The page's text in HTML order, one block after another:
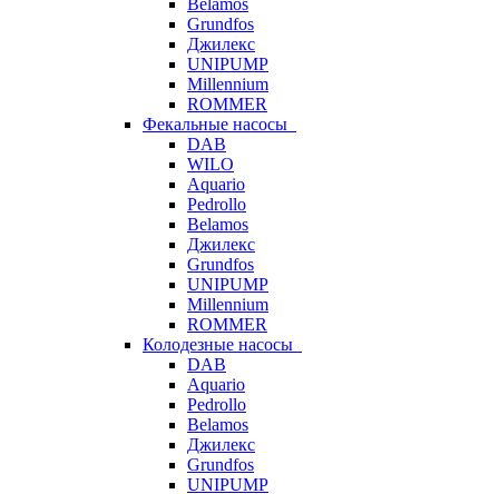
Belamos
Grundfos
Джилекс
UNIPUMP
Millennium
ROMMER
Фекальные насосы
DAB
WILO
Aquario
Pedrollo
Belamos
Джилекс
Grundfos
UNIPUMP
Millennium
ROMMER
Колодезные насосы
DAB
Aquario
Pedrollo
Belamos
Джилекс
Grundfos
UNIPUMP